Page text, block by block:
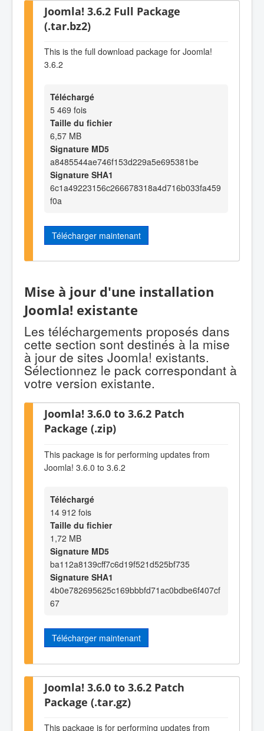
Joomla! 3.6.2 Full Package
(.tar.bz2)
This is the full download package for Joomla!
3.6.2
Téléchargé
5 469 fois
Taille du fichier
6,57 MB
Signature MD5
a8485544ae746f153d229a5e695381be
Signature SHA1
6c1a49223156c266678318a4d716b033fa459
f0a
Télécharger maintenant
Mise à jour d'une installation
Joomla! existante
Les téléchargements proposés dans
cette section sont destinés à la mise
à jour de sites Joomla! existants.
Sélectionnez le pack correspondant à
votre version existante.
Joomla! 3.6.0 to 3.6.2 Patch
Package (.zip)
This package is for performing updates from
Joomla! 3.6.0 to 3.6.2
Téléchargé
14 912 fois
Taille du fichier
1,72 MB
Signature MD5
ba112a8139cff7c6d19f521d525bf735
Signature SHA1
4b0e782695625c169bbbfd71ac0bdbe6f407cf
67
Télécharger maintenant
Joomla! 3.6.0 to 3.6.2 Patch
Package (.tar.gz)
This package is for performing updates from